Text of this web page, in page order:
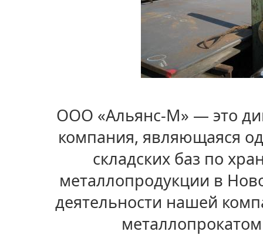
ООО «Альянс-М» — это
компания, являющаяся
складских баз по
металлопродукции в
деятельности нашей